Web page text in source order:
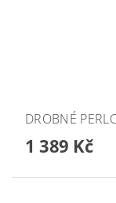
DROBNÉ
1 389 Kč